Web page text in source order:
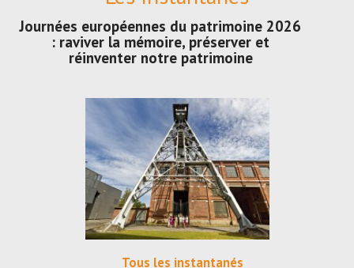
Journées européennes du patrimoine 2026
: raviver la mémoire, préserver et
réinventer notre patrimoine
Tous les instantanés